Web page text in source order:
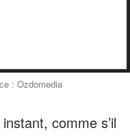
: Ozdomedia
comme s’il